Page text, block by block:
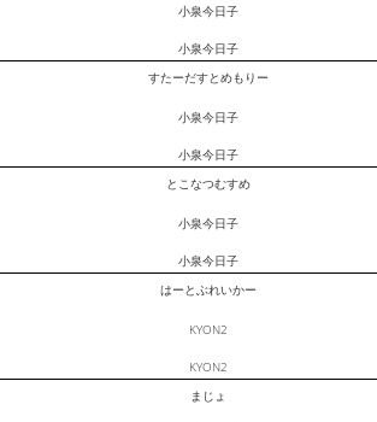
小泉今日子
小泉今日子
すたーだすとめもりー
小泉今日子
小泉今日子
とこなつむすめ
小泉今日子
小泉今日子
はーとぶれいかー
KYON2
KYON2
まじょ